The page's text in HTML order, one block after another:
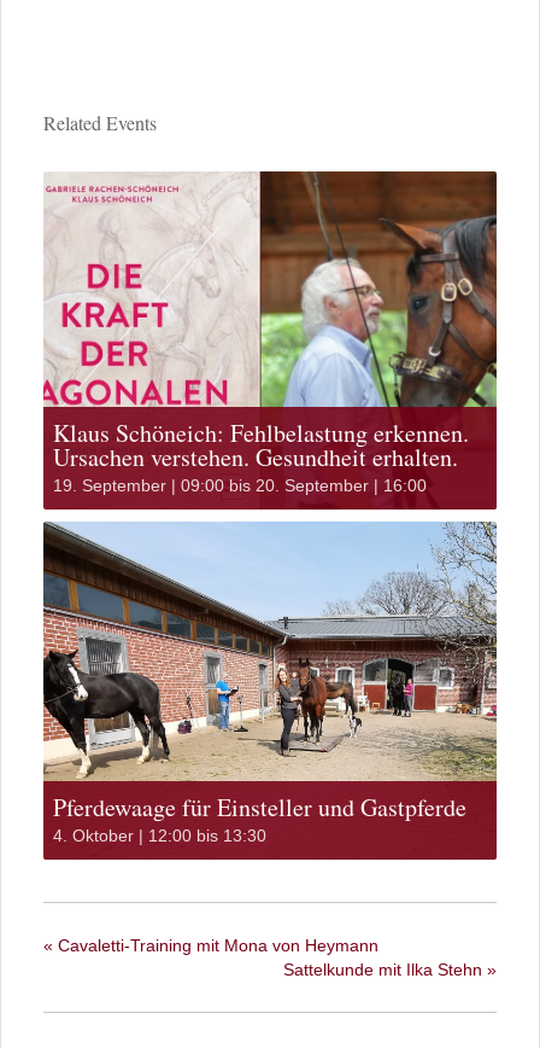
Related Events
Klaus Schöneich: Fehlbelastung erkennen.
Ursachen verstehen. Gesundheit erhalten.
19. September | 09:00 bis 20. September | 16:00
Pferdewaage für Einsteller und Gastpferde
4. Oktober | 12:00 bis 13:30
« Cavaletti-Training mit Mona von Heymann
Sattelkunde mit Ilka Stehn »